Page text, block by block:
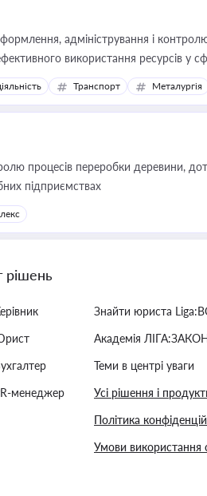
адміністрування і
використання ресурсів у
Транспорт Металургія
процесів переробки деревини,
підприємствах
рішень
менеджер
Знайти юриста
Академія
Теми в центрі уваги
Усі рішення і
Політика
Умови використання